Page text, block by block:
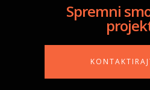
Spremni